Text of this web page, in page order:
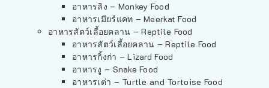
อาหารลิง – Monkey Food
อาหารเมียร์แคท – Meerkat Food
อาหารสัตว์เลี้อยคลาน – Reptile Food
อาหารสัตว์เลี้อยคลาน – Reptile Food
อาหารกิ้งก่า – Lizard Food
อาหารงู – Snake Food
อาหารเต่า – Turtle and Tortoise Food